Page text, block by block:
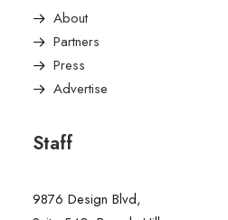
About
Partners
Press
Advertise
Staff
9876 Design Blvd,